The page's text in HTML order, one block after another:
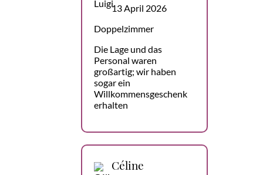
13 April 2026
Doppelzimmer
Die Lage und das
Personal waren
großartig; wir haben
sogar ein
Willkommensgeschenk
erhalten
Céline